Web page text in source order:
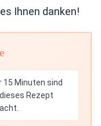
Ihnen danken!
15 Minuten sind
Rezept